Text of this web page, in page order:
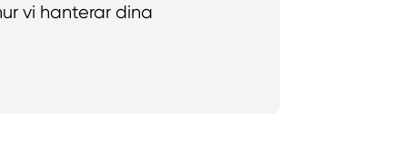
vi hanterar dina